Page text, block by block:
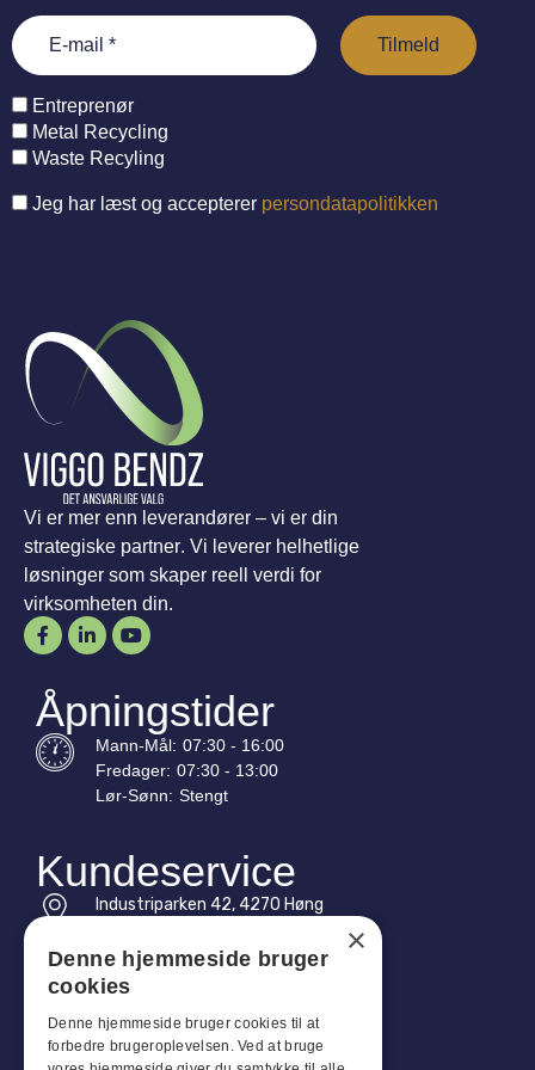
Entreprenør
Metal Recycling
Waste Recyling
Jeg har læst og accepterer persondatapolitikken
Vi er mer enn leverandører – vi er din
strategiske partner. Vi leverer helhetlige
løsninger som skaper reell verdi for
virksomheten din.
Åpningstider
Mann-Mål: 07:30 - 16:00
Fredager: 07:30 - 13:00
Lør-Sønn: Stengt
Kundeservice
Industriparken 42, 4270 Høng
Tlf: +45 4396 4122
E-post: vb@viggobendz.dk
×
Denne hjemmeside bruger
cookies
Denne hjemmeside bruger cookies til at
forbedre brugeroplevelsen. Ved at bruge